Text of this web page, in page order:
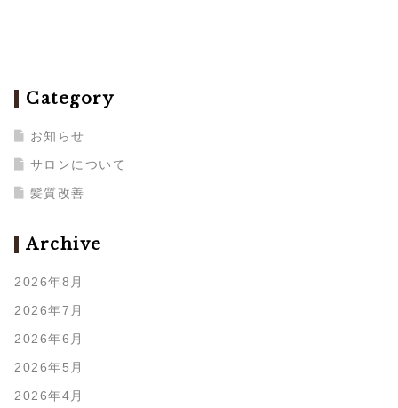
Category
お知らせ
サロンについて
髪質改善
Archive
2026年8月
2026年7月
2026年6月
2026年5月
2026年4月